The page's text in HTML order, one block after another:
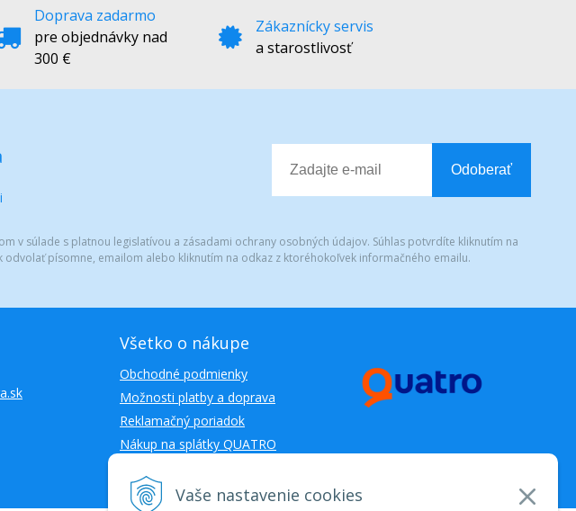
Vaše nastavenie cookies
Doprava zadarmo
pre objednávky nad
300 €
Zákaznícky servis
a starostlivosť
Odoberať
v súlade s platnou legislatívou a zásadami ochrany osobných údajov. Súhlas potvrdíte kliknutím na
odvolať písomne, emailom alebo kliknutím na odkaz z ktoréhokoľvek informačného emailu.
Všetko o nákupe
Obchodné podmienky
Možnosti platby a doprava
Reklamačný poriadok
Nákup na splátky QUATRO